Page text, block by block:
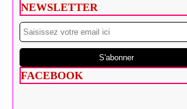
NEWSLETTER
FACEBOOK